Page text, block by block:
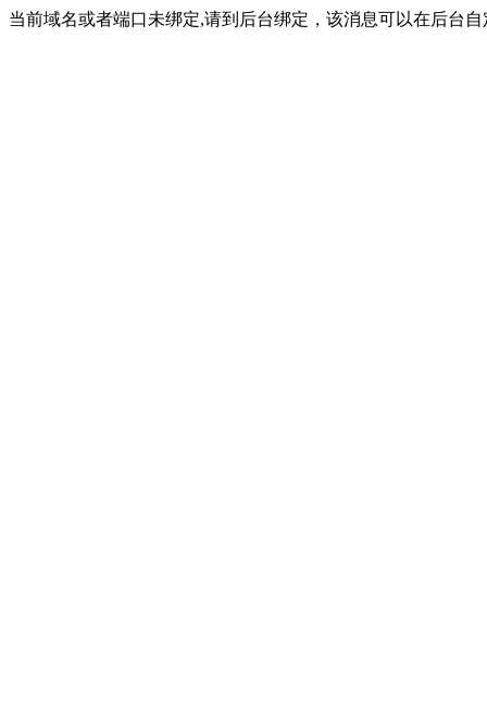
当前域名或者端口未绑定,请到后台绑定，该消息可以在后台自